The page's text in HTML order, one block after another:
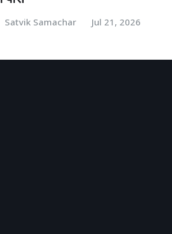
Satvik Samachar Jul 21, 2026